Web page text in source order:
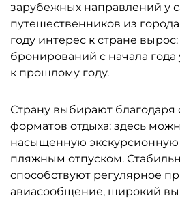
зарубежных направлений у
путешественников из
году интерес к стране
бронирований с начала года
к прошлому году.
Страну выбирают
форматов отдыха: здесь
насыщенную
пляжным отпуском.
способствуют регулярное
авиасообщение, широкий